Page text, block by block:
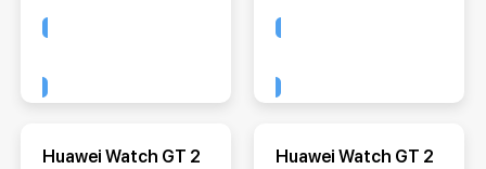
Huawei Watch GT 2
Huawei Watch GT 2